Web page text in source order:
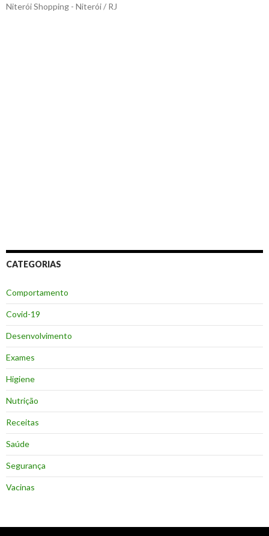
Niterói Shopping - Niterói / RJ
CATEGORIAS
Comportamento
Covid-19
Desenvolvimento
Exames
Higiene
Nutrição
Receitas
Saúde
Segurança
Vacinas